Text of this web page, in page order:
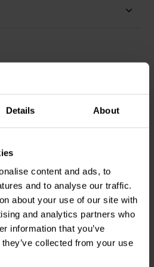
Details About
content and ads, to
and to analyse our traffic.
about your use of our site with
and analytics partners who
information that you’ve
collected from your use
het afspelen van muziek overbodig.
heeft. Met de meegeleverde
worden ingesteld op 20 dB, 26 dB, 32
geperforeerde componenten,
Sure ElectronicsAA-
AK11231 Mono
eindversterker kit
klantbeoordelingen
Vergelijk